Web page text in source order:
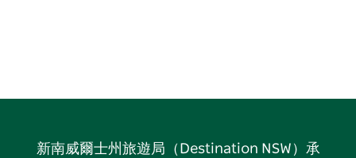
新南威爾士州旅遊局（Destination NSW）承